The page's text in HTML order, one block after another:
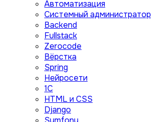
Автоматизация
Системный администратор
Backend
Fullstack
Zerocode
Вёрстка
Spring
Нейросети
1C
HTML и CSS
Django